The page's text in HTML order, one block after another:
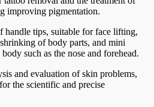
improving pigmentation.
handle tips, suitable for face lifting,
of body parts, and mini
such as the nose and forehead.
and evaluation of skin problems,
the scientific and precise